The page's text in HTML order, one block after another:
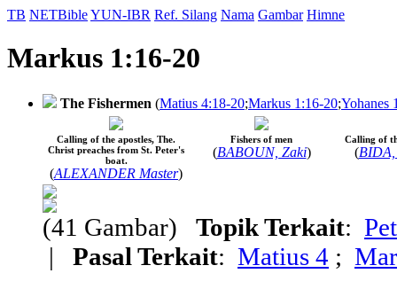
TB NETBibleYUN-IBR Ref. Silang Nama Gambar Himne
Markus 1:16-20
The Fishermen (Matius 4:18-20;Markus 1:16-20;Yohanes
Calling of the apostles, The.
Christ preaches from St. Peter's
boat.
(ALEXANDER Master)
Fishers of men
(BABOUN, Zaki)
Calling of
(BIDA,
(41 Gambar) Topik Terkait:
| Pasal Terkait: Matius 4 ;